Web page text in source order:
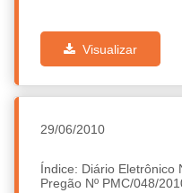
Visualizar
29/06/2010
Índice: Diário Eletrônico
Pregão Nº PMC/048/